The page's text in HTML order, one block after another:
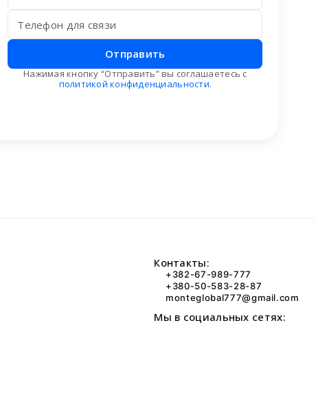
Отправить
Нажимая кнопку “Отправить” вы соглашаетесь с
политикой конфиденциальности.
Контакты:
+382-67-989-777
+380-50-583-28-87
monteglobal777@gmail.com
Мы в социальных сетях: